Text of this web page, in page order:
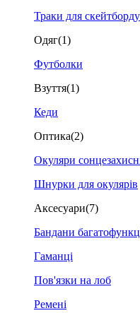
Траки для скейтборду
Одяг(1)
Футболки
Взуття(1)
Кеди
Оптика(2)
Окуляри
Шнурки для окулярів
Аксесуари(7)
Бандани
Гаманці
Пов'язки на лоб
Ремені